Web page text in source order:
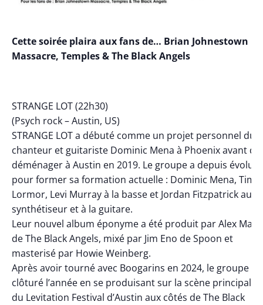
Cette soirée plaira aux fans de… Brian Johnestown
Massacre, Temples & The Black Angels
STRANGE LOT (22h30)
(Psych rock – Austin, US)
STRANGE LOT a débuté comme un projet personnel du
chanteur et guitariste Dominic Mena à Phoenix avant de
déménager à Austin en 2019. Le groupe a depuis évolué
pour former sa formation actuelle : Dominic Mena, Tim
Lormor, Levi Murray à la basse et Jordan Fitzpatrick au
synthétiseur et à la guitare.
Leur nouvel album éponyme a été produit par Alex Maas
de The Black Angels, mixé par Jim Eno de Spoon et
masterisé par Howie Weinberg.
Après avoir tourné avec Boogarins en 2024, le groupe a
clôturé l’année en se produisant sur la scène principale
du Levitation Festival d’Austin aux côtés de The Black